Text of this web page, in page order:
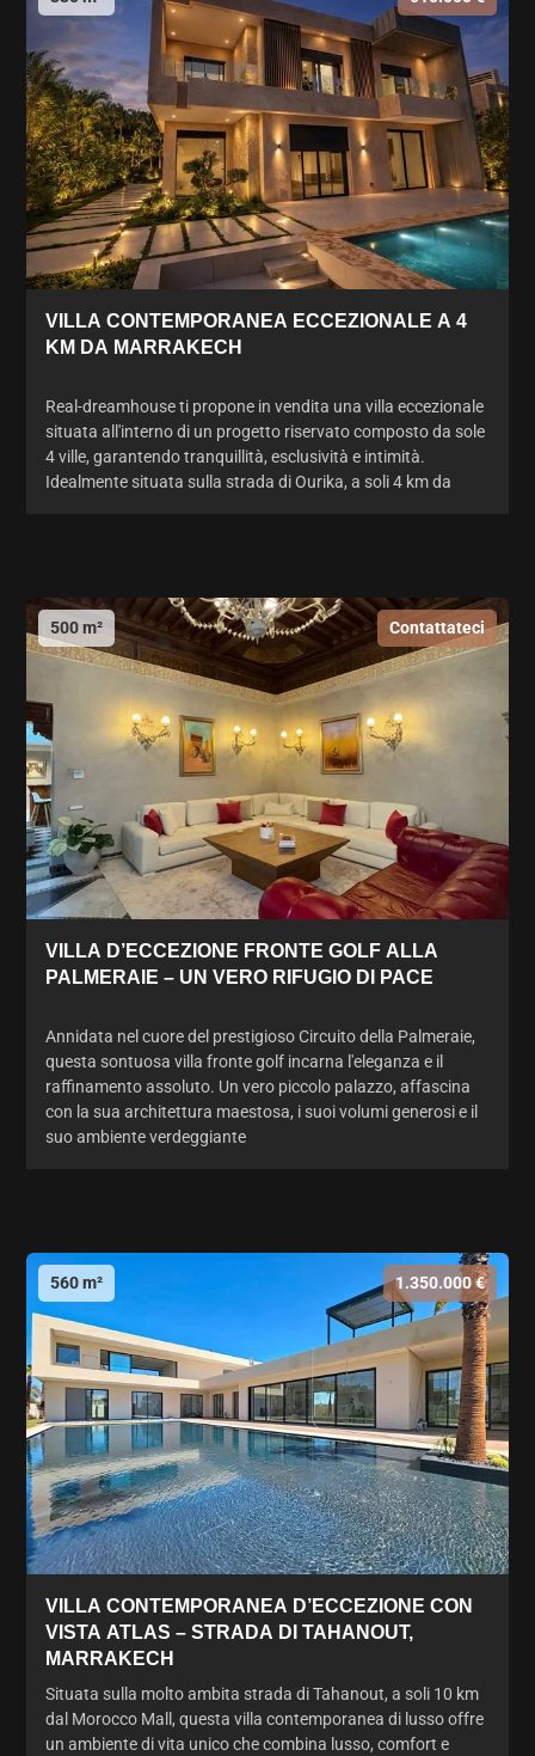
VILLA CONTEMPORANEA ECCEZIONALE A 4
KM DA MARRAKECH
Real-dreamhouse ti propone in vendita una villa eccezionale
situata all'interno di un progetto riservato composto da sole
4 ville, garantendo tranquillità, esclusività e intimità.
Idealmente situata sulla strada di Ourika, a soli 4 km da
500 m² Contattateci
VILLA D’ECCEZIONE FRONTE GOLF ALLA
PALMERAIE – UN VERO RIFUGIO DI PACE
Annidata nel cuore del prestigioso Circuito della Palmeraie,
questa sontuosa villa fronte golf incarna l'eleganza e il
raffinamento assoluto. Un vero piccolo palazzo, affascina
con la sua architettura maestosa, i suoi volumi generosi e il
suo ambiente verdeggiante
560 m² 1.350.000 €
VILLA CONTEMPORANEA D’ECCEZIONE CON
VISTA ATLAS – STRADA DI TAHANOUT,
MARRAKECH
Situata sulla molto ambita strada di Tahanout, a soli 10 km
dal Morocco Mall, questa villa contemporanea di lusso offre
un ambiente di vita unico che combina lusso, comfort e